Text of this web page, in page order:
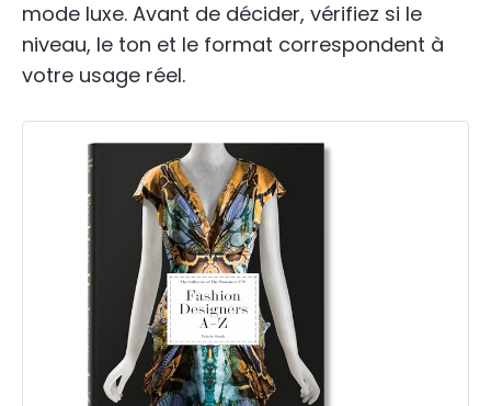
mode luxe. Avant de décider, vérifiez si le
niveau, le ton et le format correspondent à
votre usage réel.